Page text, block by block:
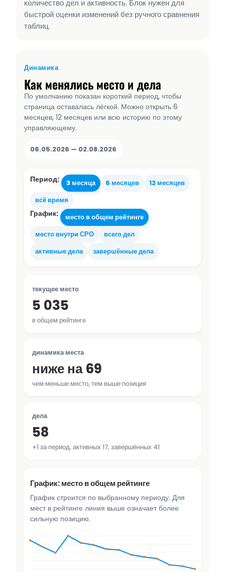
количество дел и активность. Блок нужен для
быстрой оценки изменений без ручного сравнения
таблиц.
Динамика
Как менялись место и дела
По умолчанию показан короткий период, чтобы
страница оставалась лёгкой. Можно открыть 6
месяцев, 12 месяцев или всю историю по этому
управляющему.
06.05.2026 — 02.08.2026
Период: 3 месяца 6 месяцев
12 месяцев
всё время
График:
место в общем рейтинге
место внутри СРО
всего дел
активные дела
завершённые дела
текущее место
5 035
в общем рейтинге
динамика места
ниже на 69
чем меньше место, тем выше позиция
дела
58
+1 за период; активных 17, завершённых 41
График: место в общем рейтинге
График строится по выбранному периоду. Для
мест в рейтинге линия выше означает более
сильную позицию.